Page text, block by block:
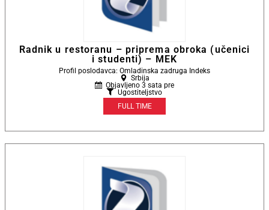
Radnik u restoranu – priprema obroka (učenici
i studenti) – MEK
Profil poslodavca: Omladinska zadruga Indeks
Srbija
Objavljeno 3 sata pre
Ugostiteljstvo
FULL TIME